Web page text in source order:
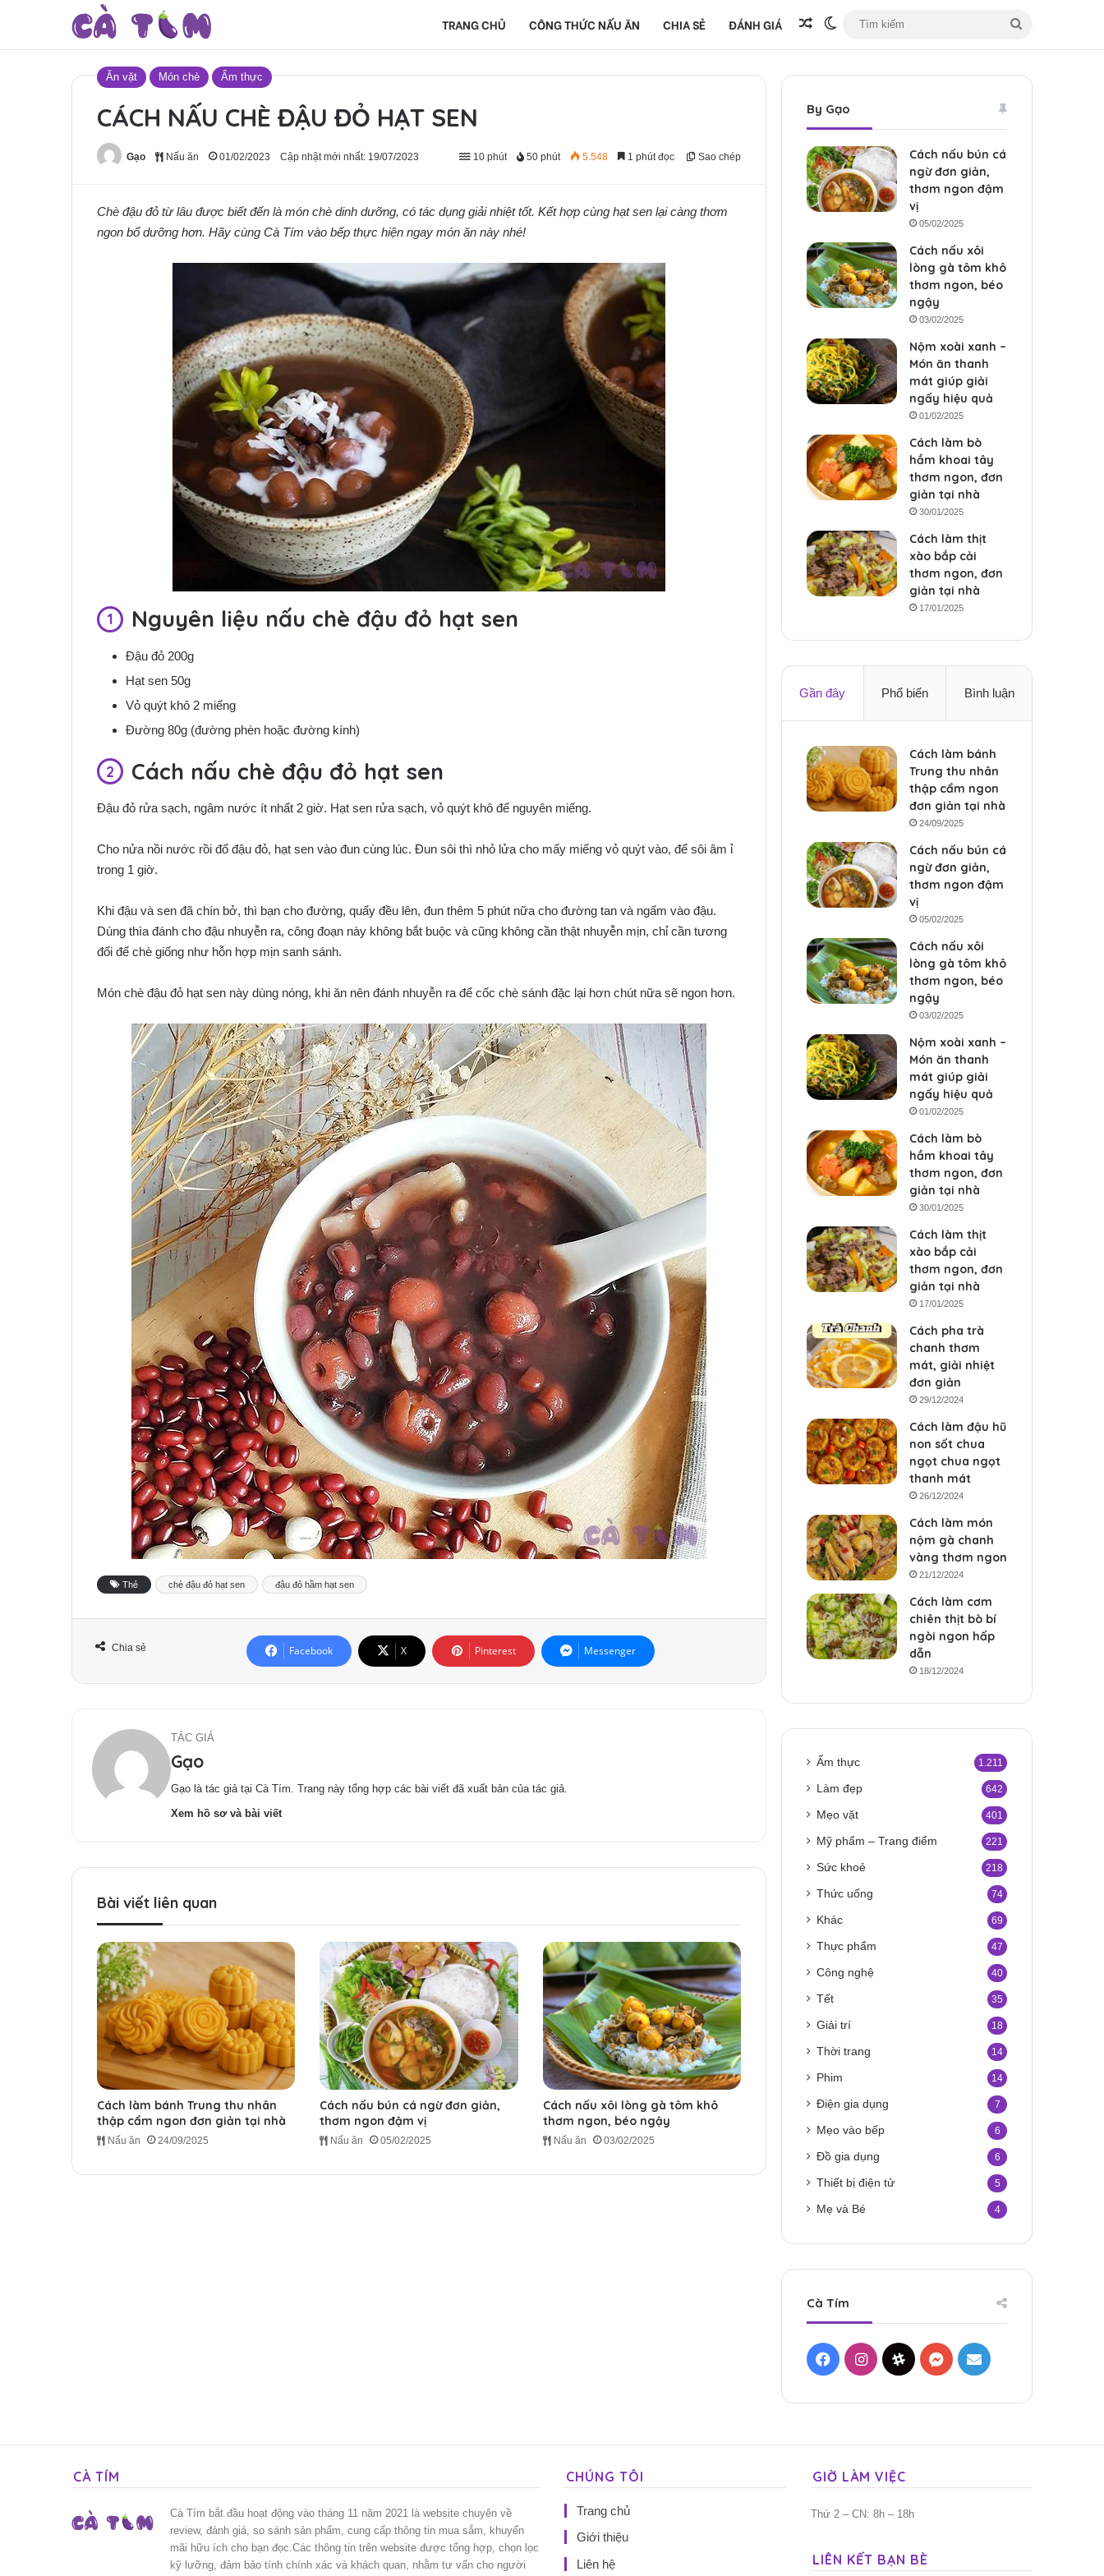
TRANG CHỦ CÔNG THỨC NẤU ĂN CHIA SẺ ĐÁNH GIÁ Bài viết ngẫu nhiên
Switch skin
kiếm
Ăn vặt Món chè Ẩm thực
CÁCH NẤU CHÈ ĐẬU ĐỎ HẠT SEN
Gạo Nấu ăn 01/02/2023 Cập nhật mới nhất: 19/07/2023 10 phút 50 phút 5.548 1 phút đọc Sao chép
Chè đậu đỏ từ lâu được biết đến là món chè dinh dưỡng, có tác dụng giải nhiệt tốt. Kết hợp cùng hạt sen lại càng thơm
ngon bổ dưỡng hơn. Hãy cùng Cà Tím vào bếp thực hiện ngay món ăn này nhé!
Nguyên liệu nấu chè đậu đỏ hạt sen
Đậu đỏ 200g
Hạt sen 50g
Vỏ quýt khô 2 miếng
Đường 80g (đường phèn hoặc đường kính)
Cách nấu chè đậu đỏ hạt sen
Đậu đỏ rửa sạch, ngâm nước ít nhất 2 giờ. Hạt sen rửa sạch, vỏ quýt khô để nguyên miếng.
Cho nửa nồi nước rồi đổ đậu đỏ, hạt sen vào đun cùng lúc. Đun sôi thì nhỏ lửa cho mấy miếng vỏ quýt vào, để sôi âm ỉ
trong 1 giờ.
Khi đậu và sen đã chín bở, thì bạn cho đường, quấy đều lên, đun thêm 5 phút nữa cho đường tan và ngấm vào đậu.
Dùng thìa đánh cho đậu nhuyễn ra, công đoạn này không bắt buộc và cũng không cần thật nhuyễn mịn, chỉ cần tương
đối để chè giống như hỗn hợp mịn sanh sánh.
Món chè đậu đỏ hạt sen này dùng nóng, khi ăn nên đánh nhuyễn ra để cốc chè sánh đặc lại hơn chút nữa sẽ ngon hơn.
Thẻ chè đậu đỏ hạt sen đậu đỏ hầm hạt sen
Chia sẻ Facebook X Pinterest Messenger
TÁC GIẢ
Gạo
Gạo là tác giả tại Cà Tím. Trang này tổng hợp các bài viết đã xuất bản của tác giả.
Xem hồ sơ và bài viết
Bài viết liên quan
Cách làm bánh Trung thu nhân
thập cẩm ngon đơn giản tại nhà
Nấu ăn 24/09/2025
Cách nấu bún cá ngừ đơn giản,
thơm ngon đậm vị
Nấu ăn 05/02/2025
Cách nấu xôi lòng gà tôm khô
thơm ngon, béo ngậy
Nấu ăn 03/02/2025
By Gạo
Cách nấu bún cá
ngừ đơn giản,
thơm ngon đậm
vị
05/02/2025
Cách nấu xôi
lòng gà tôm khô
thơm ngon, béo
ngậy
03/02/2025
Nộm xoài xanh –
Món ăn thanh
mát giúp giải
ngấy hiệu quả
01/02/2025
Cách làm bò
hầm khoai tây
thơm ngon, đơn
giản tại nhà
30/01/2025
Cách làm thịt
xào bắp cải
thơm ngon, đơn
giản tại nhà
17/01/2025
Gần đây Phổ biến Bình luận
Cách làm bánh
Trung thu nhân
thập cẩm ngon
đơn giản tại nhà
24/09/2025
Cách nấu bún cá
ngừ đơn giản,
thơm ngon đậm
vị
05/02/2025
Cách nấu xôi
lòng gà tôm khô
thơm ngon, béo
ngậy
03/02/2025
Nộm xoài xanh –
Món ăn thanh
mát giúp giải
ngấy hiệu quả
01/02/2025
Cách làm bò
hầm khoai tây
thơm ngon, đơn
giản tại nhà
30/01/2025
Cách làm thịt
xào bắp cải
thơm ngon, đơn
giản tại nhà
17/01/2025
Cách pha trà
chanh thơm
mát, giải nhiệt
đơn giản
29/12/2024
Cách làm đậu hũ
non sốt chua
ngọt chua ngọt
thanh mát
26/12/2024
Cách làm món
nộm gà chanh
vàng thơm ngon
21/12/2024
Cách làm cơm
chiên thịt bò bí
ngòi ngon hấp
dẫn
18/12/2024
Ẩm thực 1.211
Làm đẹp 642
Mẹo vặt 401
Mỹ phẩm – Trang điểm 221
Sức khoẻ 218
Thức uống 74
Khác 69
Thực phẩm 47
Công nghệ 40
Tết 35
Giải trí 18
Thời trang 14
Phim 14
Điện gia dụng 7
Mẹo vào bếp 6
Đồ gia dụng 6
Thiết bị điện tử 5
Mẹ và Bé 4
Cà Tím
FacebookInstagramThreadsMessenger
Mail
CÀ TÍM
Cà Tím bắt đầu hoạt động vào tháng 11 năm 2021 là website chuyên về
review, đánh giá, so sánh sản phẩm, cung cấp thông tin mua sắm, khuyến
mãi hữu ích cho bạn đọc.Các thông tin trên website được tổng hợp, chọn lọc
kỹ lưỡng, đảm bảo tính chính xác và khách quan, nhằm tư vấn cho người
CHÚNG TÔI
Trang chủ
Giới thiệu
Liên hệ
GIỜ LÀM VIỆC
Thứ 2 – CN: 8h – 18h
LIÊN KẾT BẠN BÈ